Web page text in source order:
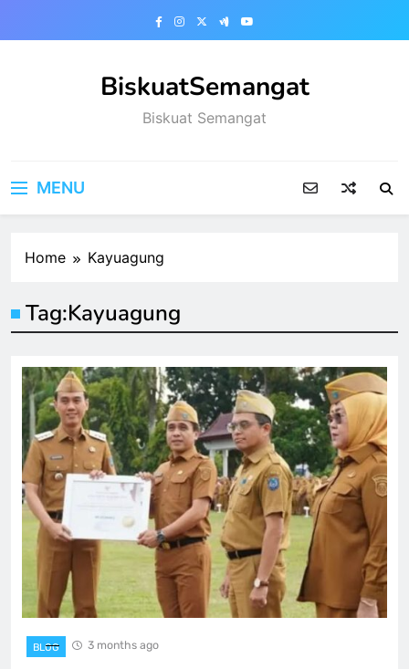
BiskuatSemangat
Biskuat Semangat
MENU
Home Kayuagung
Tag:Kayuagung
BLOG 3 months ago